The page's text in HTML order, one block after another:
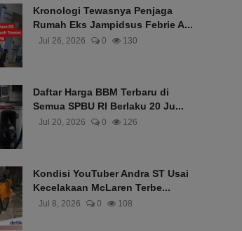
Kronologi Tewasnya Penjaga
Rumah Eks Jampidsus Febrie A...
Jul 26, 2026 0 130
Daftar Harga BBM Terbaru di
Semua SPBU RI Berlaku 20 Ju...
Jul 20, 2026 0 126
Kondisi YouTuber Andra ST Usai
Kecelakaan McLaren Terbe...
Jul 8, 2026 0 108